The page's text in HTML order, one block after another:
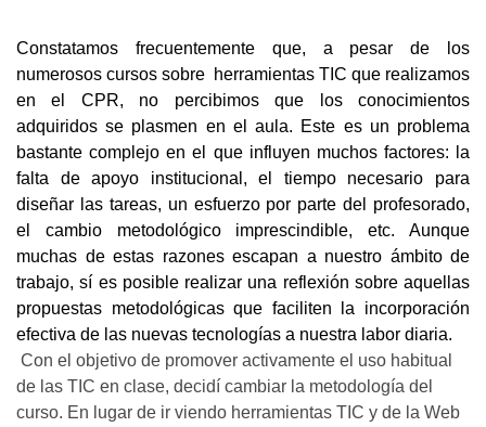
Constatamos frecuentemente que, a pesar de los
numerosos cursos sobre  herramientas TIC que realizamos
en el CPR, no percibimos que los conocimientos
adquiridos se plasmen en el aula. Este es un problema
bastante complejo en el que influyen muchos factores: la
falta de apoyo institucional, el tiempo necesario para
diseñar las tareas, un esfuerzo por parte del profesorado,
el cambio metodológico imprescindible, etc. Aunque
muchas de estas razones escapan a nuestro ámbito de
trabajo, sí es posible realizar una reflexión sobre aquellas
propuestas metodológicas que faciliten la incorporación
efectiva de las nuevas tecnologías a nuestra labor diaria.
Con el objetivo de promover activamente el uso habitual
de las TIC en clase, decidí cambiar la metodología del
curso. En lugar de ir viendo herramientas TIC y de la Web